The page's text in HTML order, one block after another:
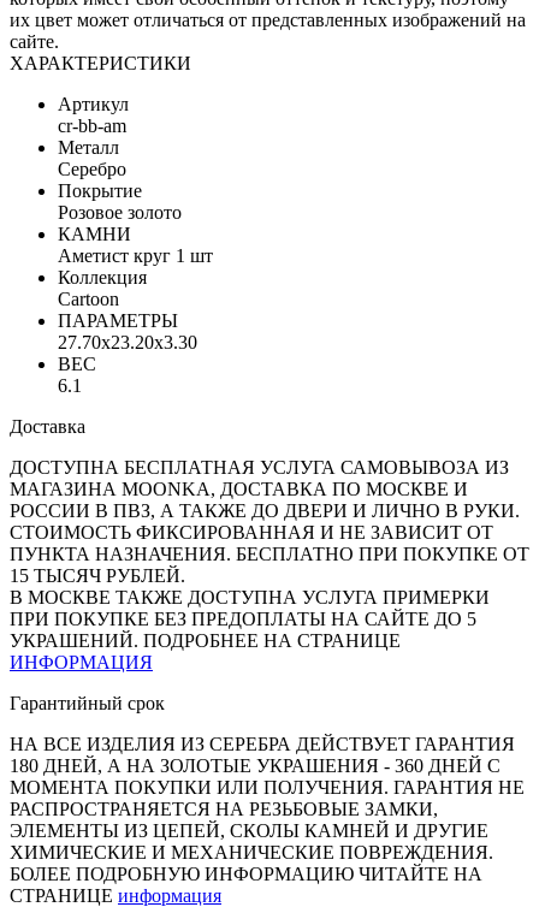
их цвет может отличаться от представленных изображений на
сайте.
ХАРАКТЕРИСТИКИ
Артикул
cr-bb-am
Металл
Серебро
Покрытие
Розовое золото
КАМНИ
Аметист круг 1 шт
Коллекция
Cartoon
ПАРАМЕТРЫ
27.70x23.20x3.30
ВЕС
6.1
Доставка
ДОСТУПНА БЕСПЛАТНАЯ УСЛУГА САМОВЫВОЗА ИЗ
МАГАЗИНА MOONKA, ДОСТАВКА ПО МОСКВЕ И
РОССИИ В ПВЗ, А ТАКЖЕ ДО ДВЕРИ И ЛИЧНО В РУКИ.
СТОИМОСТЬ ФИКСИРОВАННАЯ И НЕ ЗАВИСИТ ОТ
ПУНКТА НАЗНАЧЕНИЯ. БЕСПЛАТНО ПРИ ПОКУПКЕ ОТ
15 ТЫСЯЧ РУБЛЕЙ.
В МОСКВЕ ТАКЖЕ ДОСТУПНА УСЛУГА ПРИМЕРКИ
ПРИ ПОКУПКЕ БЕЗ ПРЕДОПЛАТЫ НА САЙТЕ ДО 5
УКРАШЕНИЙ. ПОДРОБНЕЕ НА СТРАНИЦЕ
ИНФОРМАЦИЯ
Гарантийный срок
НА ВСЕ ИЗДЕЛИЯ ИЗ СЕРЕБРА ДЕЙСТВУЕТ ГАРАНТИЯ
180 ДНЕЙ, А НА ЗОЛОТЫЕ УКРАШЕНИЯ - 360 ДНЕЙ С
МОМЕНТА ПОКУПКИ ИЛИ ПОЛУЧЕНИЯ. ГАРАНТИЯ НЕ
РАСПРОСТРАНЯЕТСЯ НА РЕЗЬБОВЫЕ ЗАМКИ,
ЭЛЕМЕНТЫ ИЗ ЦЕПЕЙ, СКОЛЫ КАМНЕЙ И ДРУГИЕ
ХИМИЧЕСКИЕ И МЕХАНИЧЕСКИЕ ПОВРЕЖДЕНИЯ.
БОЛЕЕ ПОДРОБНУЮ ИНФОРМАЦИЮ ЧИТАЙТЕ НА
СТРАНИЦЕ информация